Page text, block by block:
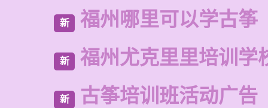
新 福州哪里可以学古筝
新 福州尤克里里培训学
新 古筝培训班活动广告